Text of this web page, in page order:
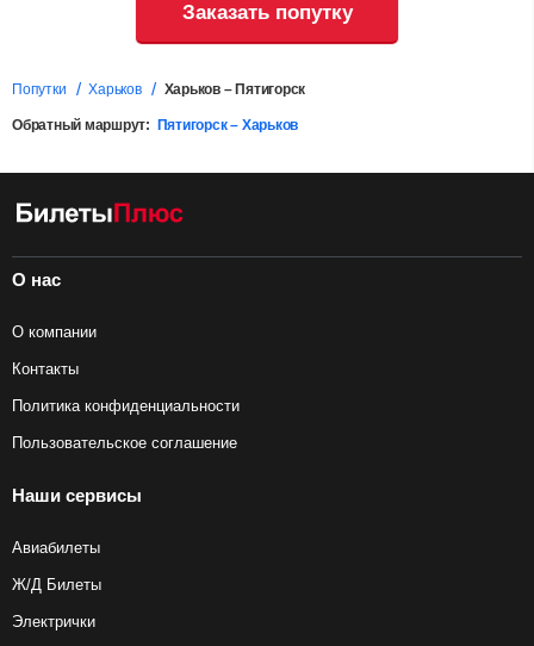
Заказать попутку
Попутки Харьков Харьков – Пятигорск
Обратный маршрут: Пятигорск – Харьков
О нас
О компании
Контакты
Политика конфиденциальности
Пользовательское соглашение
Наши сервисы
Авиабилеты
Ж/Д Билеты
Электрички